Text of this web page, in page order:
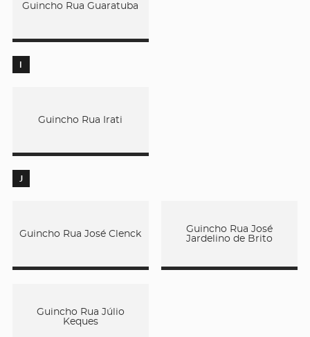
Guincho Rua Guaratuba
I
Guincho Rua Irati
J
Guincho Rua José Clenck
Guincho Rua José
Jardelino de Brito
Guincho Rua Júlio
Keques